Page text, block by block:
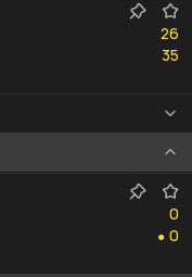
26
26
35
35
0
0
●
0
0